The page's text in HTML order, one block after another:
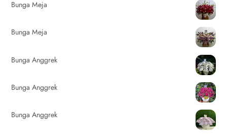
Bunga Meja
Bunga Meja
Bunga Anggrek
Bunga Anggrek
Bunga Anggrek